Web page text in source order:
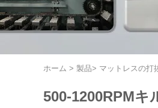
ホーム > 製品> マットレスの打
500-1200RPM